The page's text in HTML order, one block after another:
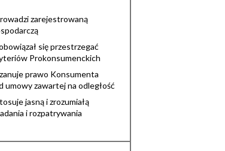
zarejestrowaną
się przestrzegać
Prokonsumenckich
prawo Konsumenta
umowy zawartej na odległość
jasną i zrozumiałą
i rozpatrywania